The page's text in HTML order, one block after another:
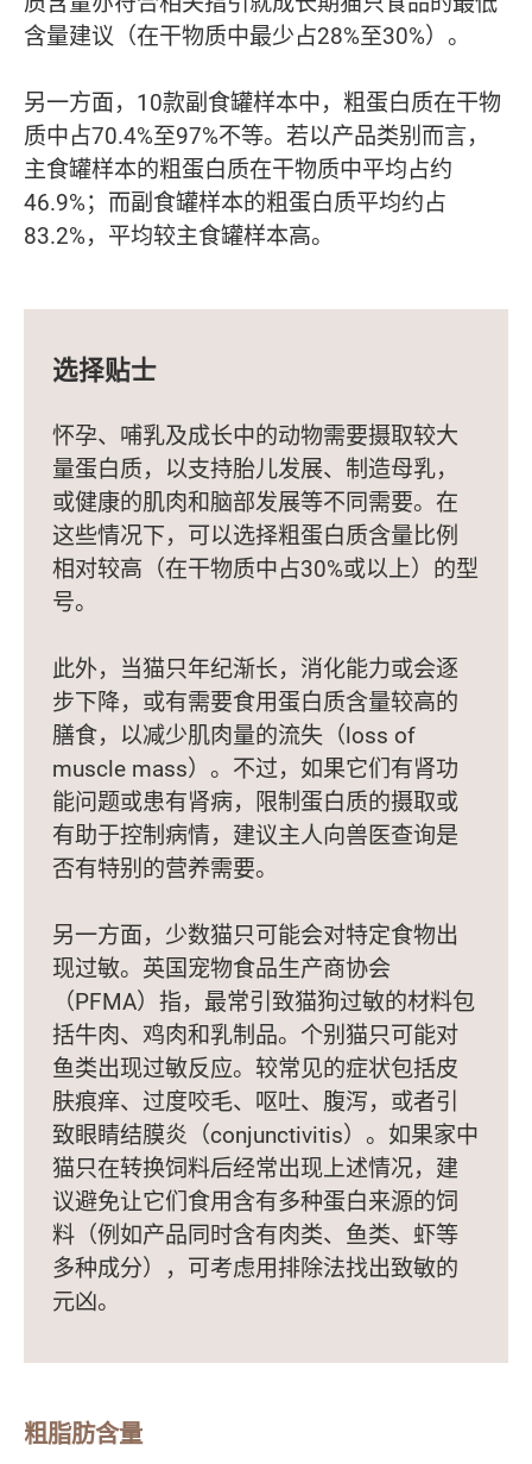
含量建议（在干物质中最少占28%至30%）。
另一方面，10款副食罐样本中，粗蛋白质在干物
质中占70.4%至97%不等。若以产品类别而言，
主食罐样本的粗蛋白质在干物质中平均占约
46.9%；而副食罐样本的粗蛋白质平均约占
83.2%，平均较主食罐样本高。
选择贴士
怀孕、哺乳及成长中的动物需要摄取较大
量蛋白质，以支持胎儿发展、制造母乳，
或健康的肌肉和脑部发展等不同需要。在
这些情况下，可以选择粗蛋白质含量比例
相对较高（在干物质中占30%或以上）的型
号。
此外，当猫只年纪渐长，消化能力或会逐
步下降，或有需要食用蛋白质含量较高的
膳食，以减少肌肉量的流失（loss of
muscle mass）。不过，如果它们有肾功
能问题或患有肾病，限制蛋白质的摄取或
有助于控制病情，建议主人向兽医查询是
否有特别的营养需要。
另一方面，少数猫只可能会对特定食物出
现过敏。英国宠物食品生产商协会
（PFMA）指，最常引致猫狗过敏的材料包
括牛肉、鸡肉和乳制品。个别猫只可能对
鱼类出现过敏反应。较常见的症状包括皮
肤痕痒、过度咬毛、呕吐、腹泻，或者引
致眼睛结膜炎（conjunctivitis）。如果家中
猫只在转换饲料后经常出现上述情况，建
议避免让它们食用含有多种蛋白来源的饲
料（例如产品同时含有肉类、鱼类、虾等
多种成分），可考虑用排除法找出致敏的
元凶。
粗脂肪含量